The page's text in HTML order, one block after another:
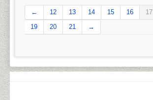
← 12 13 14 15 16 17
19
20 21 →